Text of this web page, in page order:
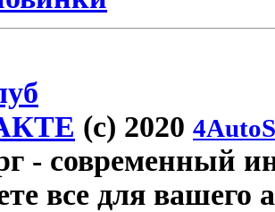
(c) 2020
- современный
все для вашего